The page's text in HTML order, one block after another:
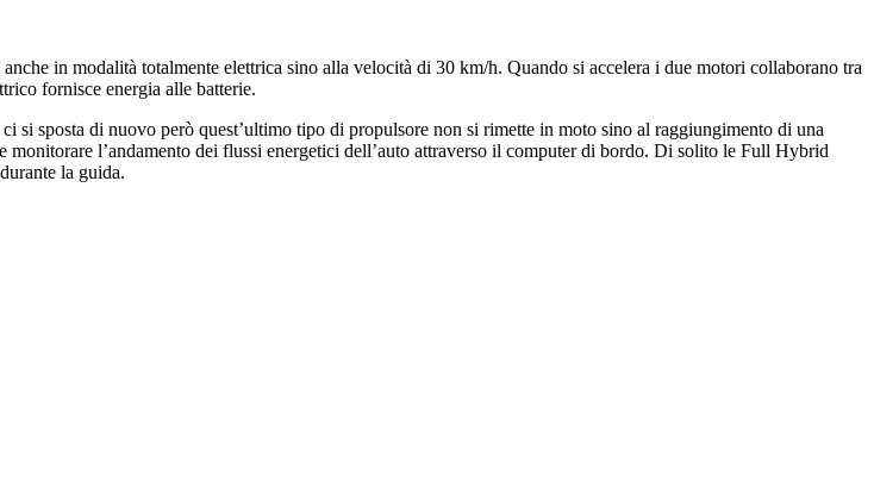
in modalità totalmente elettrica sino alla velocità di 30 km/h. Quando si accelera i due motori collaborano tra
fornisce energia alle batterie.
si sposta di nuovo però quest’ultimo tipo di propulsore non si rimette in moto sino al raggiungimento di una
l’andamento dei flussi energetici dell’auto attraverso il computer di bordo. Di solito le Full Hybrid
la guida.